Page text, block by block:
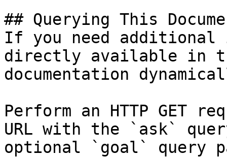
## Querying This
If you need
directly available in
documentation
Perform an HTTP GET
URL with the `ask`
optional `goal` query